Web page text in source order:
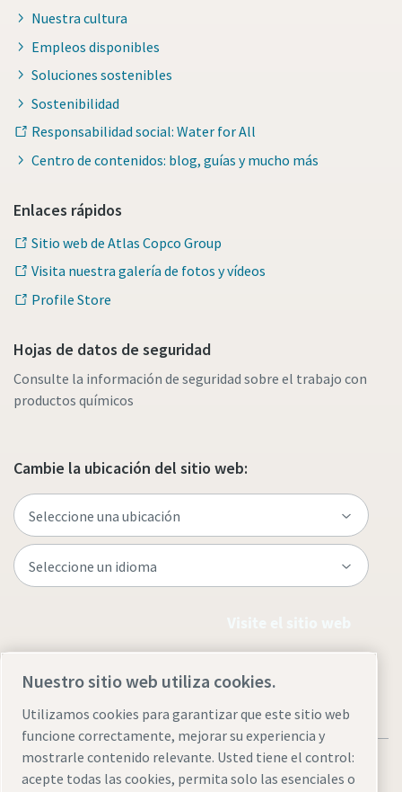
Nuestra cultura
Empleos disponibles
Soluciones sostenibles
Sostenibilidad
Responsabilidad social: Water for All
Centro de contenidos: blog, guías y mucho más
Enlaces rápidos
Sitio web de Atlas Copco Group
Visita nuestra galería de fotos y vídeos
Profile Store
Hojas de datos de seguridad
Consulte la información de seguridad sobre el trabajo con
productos químicos
Cambie la ubicación del sitio web:
Nuestro sitio web utiliza cookies.
Utilizamos cookies para garantizar que este sitio web
funcione correctamente, mejorar su experiencia y
mostrarle contenido relevante. Usted tiene el control:
acepte todas las cookies, permita solo las esenciales o